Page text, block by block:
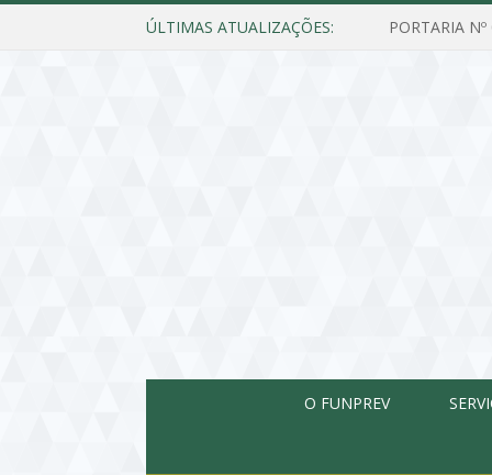
ÚLTIMAS ATUALIZAÇÕES:
O FUNPREV